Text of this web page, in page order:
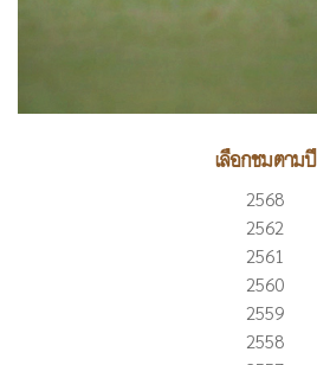
เลือกชมตามปี
2568
2562
2561
2560
2559
2558